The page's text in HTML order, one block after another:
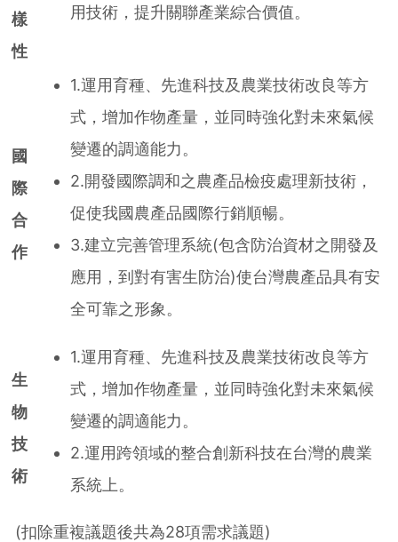
樣
性
用技術，提升關聯產業綜合價值。
國
際
合
作
1.運用育種、先進科技及農業技術改良等方
式，增加作物產量，並同時強化對未來氣候
變遷的調適能力。
2.開發國際調和之農產品檢疫處理新技術，
促使我國農產品國際行銷順暢。
3.建立完善管理系統(包含防治資材之開發及
應用，到對有害生防治)使台灣農產品具有安
全可靠之形象。
生
物
技
術
1.運用育種、先進科技及農業技術改良等方
式，增加作物產量，並同時強化對未來氣候
變遷的調適能力。
2.運用跨領域的整合創新科技在台灣的農業
系統上。
(扣除重複議題後共為28項需求議題)